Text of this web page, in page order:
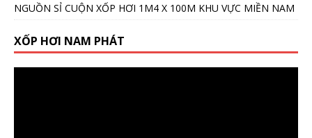
NGUỒN SỈ CUỘN XỐP HƠI 1M4 X 100M KHU VỰC MIỀN NAM
XỐP HƠI NAM PHÁT